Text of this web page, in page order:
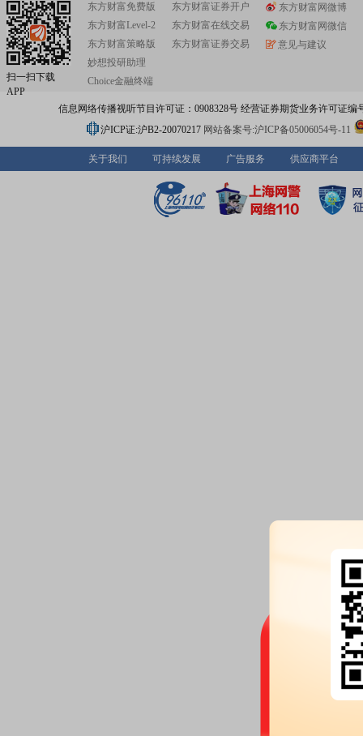
扫一扫下载
APP
东方财富免费版
东方财富Level-2
东方财富策略版
妙想投研助理
Choice金融终端
东方财富证券开户
东方财富在线交易
东方财富证券交易
东方财富网微博
东方财富网微信
意见与建议
信息网络传播视听节目许可证：0908328号 经营证券期货业务许可证编
沪ICP证:沪B2-20070217 网站备案号:沪ICP备05006054号-11
关于我们 可持续发展 广告服务 供应商平台